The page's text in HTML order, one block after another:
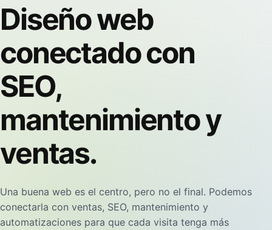
Diseño web
conectado con
SEO,
mantenimiento y
ventas.
Una buena web es el centro, pero no el final. Podemos
conectarla con ventas, SEO, mantenimiento y
automatizaciones para que cada visita tenga más